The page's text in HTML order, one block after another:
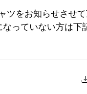
ツをお知らせさせ
っていない方は下